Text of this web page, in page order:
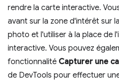
rendre la carte interactive.
avant sur la zone d'intérêt sur
photo et l'utiliser à la place de
interactive. Vous pouvez
fonctionnalité Capturer une
de DevTools pour effectuer